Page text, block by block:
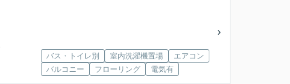
バス・トイレ別 室内洗濯機置場
エアコン
バルコニー
フローリング 電気有